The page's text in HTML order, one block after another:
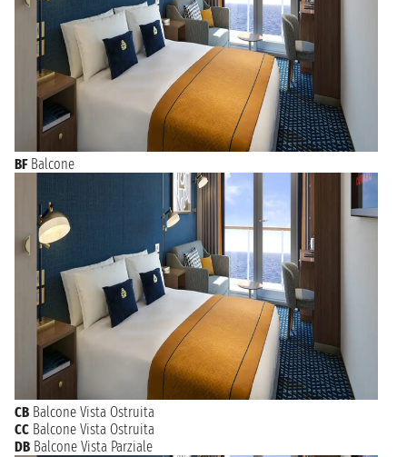
BF Balcone
CB Balcone Vista Ostruita
CC Balcone Vista Ostruita
DB Balcone Vista Parziale